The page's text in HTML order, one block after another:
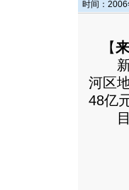
时间：
【
新
河区
48亿
目